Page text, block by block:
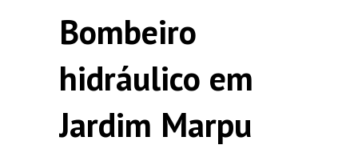
Bombeiro
hidráulico em
Jardim Marpu